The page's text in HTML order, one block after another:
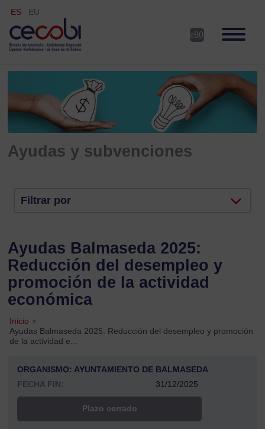
ES EU
Ayudas y subvenciones
Filtrar por
Ayudas Balmaseda 2025:
Reducción del desempleo y
promoción de la actividad
económica
Inicio »
Ayudas Balmaseda 2025: Reducción del desempleo y promoción
de la actividad e...
ORGANISMO: AYUNTAMIENTO DE BALMASEDA
FECHA FIN:
31/12/2025
Plazo cerrado